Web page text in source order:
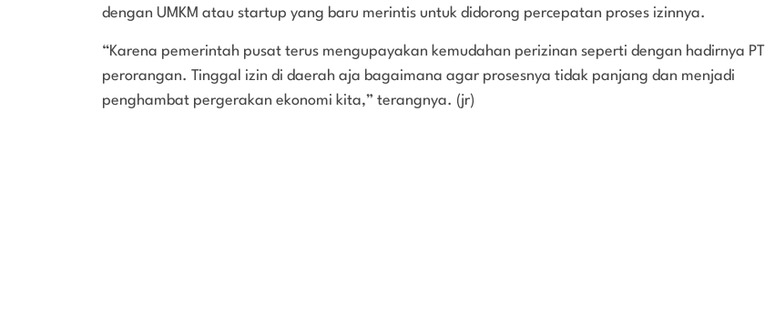
dengan UMKM atau startup yang baru merintis untuk didorong percepatan proses izinnya.
“Karena pemerintah pusat terus mengupayakan kemudahan perizinan seperti dengan hadirnya PT
perorangan. Tinggal izin di daerah aja bagaimana agar prosesnya tidak panjang dan menjadi
penghambat pergerakan ekonomi kita,” terangnya. (jr)